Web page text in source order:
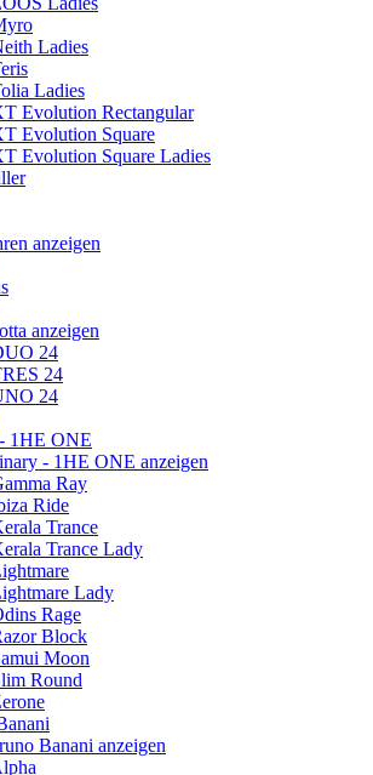
Ladies
Ladies
Evolution Rectangular
Evolution Square
Evolution Square Ladies
anzeigen
anzeigen
24
24
24
1HE ONE
- 1HE ONE anzeigen
Ray
Ride
Trance
Trance Lady
Lady
Rage
Block
Moon
Round
Banani anzeigen